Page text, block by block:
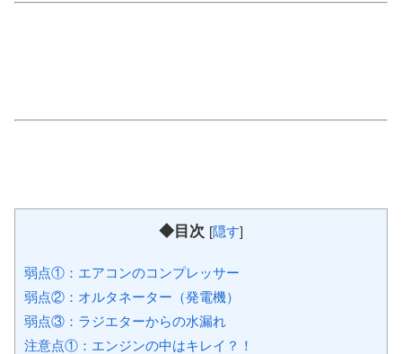
◆目次 [隠す]
弱点①：エアコンのコンプレッサー
弱点②：オルタネーター（発電機）
弱点③：ラジエターからの水漏れ
注意点①：エンジンの中はキレイ？！